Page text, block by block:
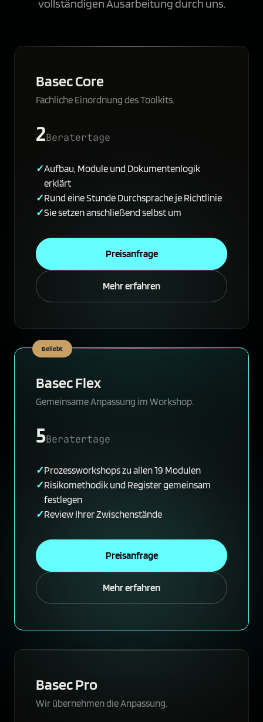
vollständigen Ausarbeitung durch uns.
Basec Core
Fachliche Einordnung des Toolkits.
2Beratertage
Aufbau, Module und Dokumentenlogik
erklärt
Rund eine Stunde Durchsprache je Richtlinie
Sie setzen anschließend selbst um
Preisanfrage
Mehr erfahren
Beliebt
Basec Flex
Gemeinsame Anpassung im Workshop.
5Beratertage
Prozessworkshops zu allen 19 Modulen
Risikomethodik und Register gemeinsam
festlegen
Review Ihrer Zwischenstände
Preisanfrage
Mehr erfahren
Basec Pro
Wir übernehmen die Anpassung.